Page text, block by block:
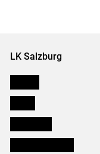
LK Salzburg